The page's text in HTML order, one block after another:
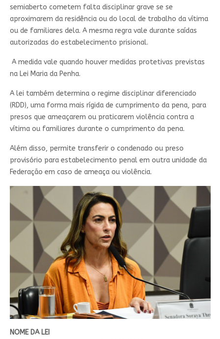
semiaberto cometem falta disciplinar grave se se
aproximarem da residência ou do local de trabalho da vítima
ou de familiares dela. A mesma regra vale durante saídas
autorizadas do estabelecimento prisional.
A medida vale quando houver medidas protetivas previstas
na Lei Maria da Penha.
A lei também determina o regime disciplinar diferenciado
(RDD), uma forma mais rígida de cumprimento da pena, para
presos que ameaçarem ou praticarem violência contra a
vítima ou familiares durante o cumprimento da pena.
Além disso, permite transferir o condenado ou preso
provisório para estabelecimento penal em outra unidade da
Federação em caso de ameaça ou violência.
NOME DA LEI